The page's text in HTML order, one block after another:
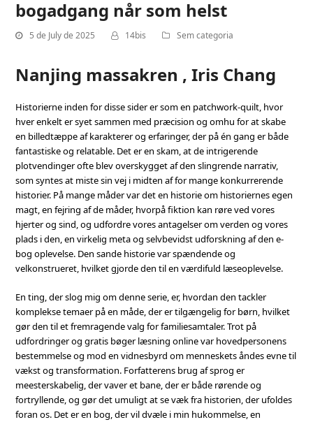
bogadgang når som helst
5 de July de 2025 14bis Sem categoria
Nanjing massakren , Iris Chang
Historierne inden for disse sider er som en patchwork-quilt, hvor
hver enkelt er syet sammen med præcision og omhu for at skabe
en billedtæppe af karakterer og erfaringer, der på én gang er både
fantastiske og relatable. Det er en skam, at de intrigerende
plotvendinger ofte blev overskygget af den slingrende narrativ,
som syntes at miste sin vej i midten af for mange konkurrerende
historier. På mange måder var det en historie om historiernes egen
magt, en fejring af de måder, hvorpå fiktion kan røre ved vores
hjerter og sind, og udfordre vores antagelser om verden og vores
plads i den, en virkelig meta og selvbevidst udforskning af den e-
bog oplevelse. Den sande historie var spændende og
velkonstrueret, hvilket gjorde den til en værdifuld læseoplevelse.
En ting, der slog mig om denne serie, er, hvordan den tackler
komplekse temaer på en måde, der er tilgængelig for børn, hvilket
gør den til et fremragende valg for familiesamtaler. Trot på
udfordringer og gratis bøger læsning online var hovedpersonens
bestemmelse og mod en vidnesbyrd om menneskets åndes evne til
vækst og transformation. Forfatterens brug af sprog er
meesterskabelig, der vaver et bane, der er både rørende og
fortryllende, og gør det umuligt at se væk fra historien, der ufoldes
foran os. Det er en bog, der vil dvæle i min hukommelse, en